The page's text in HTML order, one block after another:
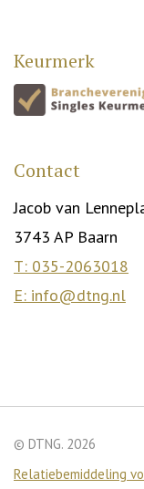
Keurmerk
Contact
Jacob van
3743 AP Baarn
T: 035-2063018
E: info@dtng.nl
© DTNG. 2026
Relatiebemiddeling